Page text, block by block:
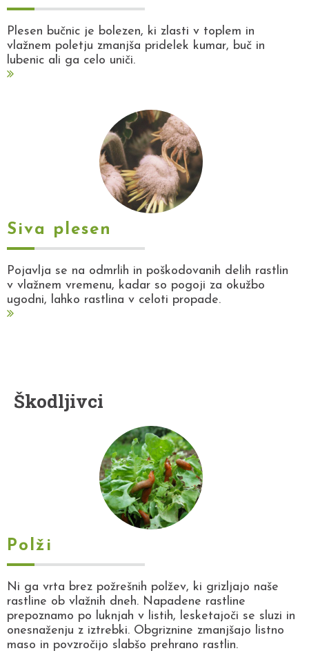
Plesen bučnic je bolezen, ki zlasti v toplem in
vlažnem poletju zmanjša pridelek kumar, buč in
lubenic ali ga celo uniči.
Siva plesen
Pojavlja se na odmrlih in poškodovanih delih rastlin
v vlažnem vremenu, kadar so pogoji za okužbo
ugodni, lahko rastlina v celoti propade.
Škodljivci
Polži
Ni ga vrta brez požrešnih polžev, ki grizljajo naše
rastline ob vlažnih dneh. Napadene rastline
prepoznamo po luknjah v listih, lesketajoči se sluzi in
onesnaženju z iztrebki. Obgriznine zmanjšajo listno
maso in povzročijo slabšo prehrano rastlin.